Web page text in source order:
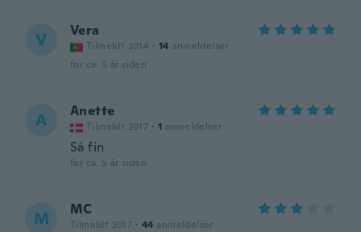
V Vera
Tilmeldt 2014 · 14 anmeldelser
for ca. 5 år siden
A Anette
Tilmeldt 2017 · 1 anmeldelser
Så fin
for ca. 5 år siden
M MC
Tilmeldt 2017 · 44 anmeldelser